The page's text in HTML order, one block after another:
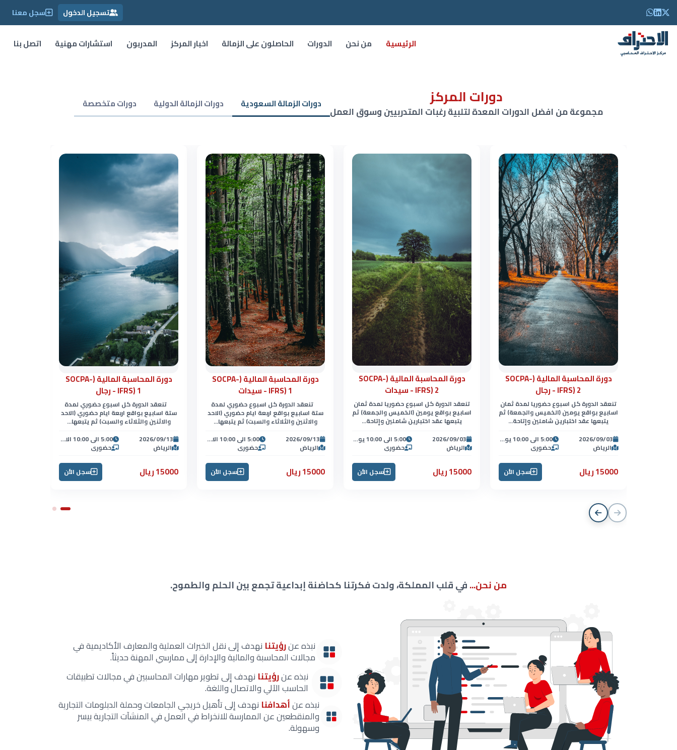
تسجيل الدخول سجل معنا
الرئيسية من نحن الدورات الحاصلون على الزمالة اخبار المركز المدربون استشارات مهنية اتصل بنا
دورات المركز
مجموعة من افضل الدورات المعدة لتلبية رغبات المتدربيين وسوق العمل
دورات الزمالة السعودية دورات الزمالة الدولية دورات متخصصة
دورة المحاسبة المالية (SOCPA-
IFRS) 2 - رجال
تنعقد الدورة كل اسبوع حضوريا لمدة ثمان
اسابيع بواقع يومين (الخميس والجمعة) ثم
يتبعها عقد اختبارين شاملين وإتاحة...
2026/09/03
5:00 الى 10:00 يوم الخميس ومن 8:00 الى 5:00 العصر يوم الجمعة
الرياض حضوري
15000 ريال سجل الأن
دورة المحاسبة المالية (SOCPA-
IFRS) 2 - سيدات
تنعقد الدورة كل اسبوع حضوريا لمدة ثمان
اسابيع بواقع يومين (الخميس والجمعة) ثم
يتبعها عقد اختبارين شاملين وإتاحة...
2026/09/03
5:00 الى 10:00 يوم الخميس ومن 8:00 الى 5:00 العصر يوم الجمعة
الرياض حضوري
15000 ريال سجل الأن
دورة المحاسبة المالية (SOCPA-
IFRS) 1 - سيدات
تنعقد الدورة كل اسبوع حضوري لمدة
ستة اسابيع بواقع اربعة ايام حضوري (الاحد
والاثنين والثلاثاء والسبت) ثم يتبعها...
2026/09/13
5:00 الى 10:00 الا يوم السبت من 9:00 الى 5:00 العصر
الرياض حضوري
15000 ريال سجل الأن
دورة المحاسبة المالية (SOCPA-
IFRS) 1 - رجال
تنعقد الدورة كل اسبوع حضوري لمدة
ستة اسابيع بواقع اربعة ايام حضوري (الاحد
والاثنين والثلاثاء والسبت) ثم يتبعها...
2026/09/13
5:00 الى 10:00 الا يوم السبت من 9:00 الى 5:00 العصر
الرياض حضوري
15000 ريال سجل الأن
من نحن...في قلب المملكة، ولدت فكرتنا كحاضنة إبداعية تجمع بين الحلم والطموح.
نبذه عنرؤيتنا نهدف إلى نقل الخبرات العملية والمعارف الأكاديمية في
مجالات المحاسبة والمالية والإدارة إلى ممارسي المهنة حديثاً.
نبذه عنرؤيتنا نهدف إلى تطوير مهارات المحاسبين في مجالات تطبيقات
الحاسب الآلي والاتصال واللغة.
نبذه عنأهدافنا نهدف إلى تأهيل خريجي الجامعات وحملة الدبلومات التجارية
والمنقطعين عن الممارسة للانخراط في العمل في المنشآت التجارية بيسر
وسهولة.